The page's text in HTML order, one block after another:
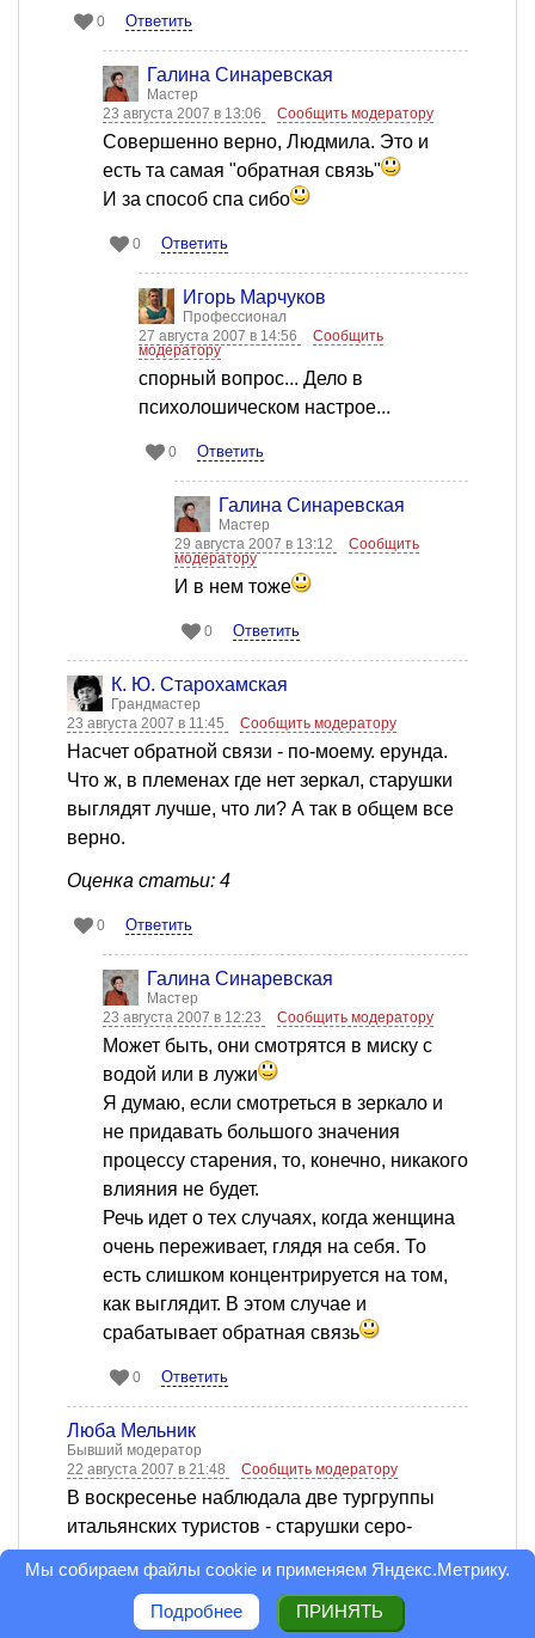
0 Ответить
Галина Синаревская
Мастер
23 августа 2007 в 13:06
Сообщить модератору
Совершенно верно, Людмила. Это и
есть та самая "обратная связь"
И за способ спа сибо
0 Ответить
Игорь Марчуков
Профессионал
27 августа 2007 в 14:56
Сообщить
модератору
спорный вопрос... Дело в
психолошическом настрое...
0 Ответить
Галина Синаревская
Мастер
29 августа 2007 в 13:12
Сообщить
модератору
И в нем тоже
0 Ответить
К. Ю. Старохамская
Грандмастер
23 августа 2007 в 11:45
Сообщить модератору
Насчет обратной связи - по-моему. ерунда.
Что ж, в племенах где нет зеркал, старушки
выглядят лучше, что ли? А так в общем все
верно.
Оценка статьи: 4
0 Ответить
Галина Синаревская
Мастер
23 августа 2007 в 12:23
Сообщить модератору
Может быть, они смотрятся в миску с
водой или в лужи
Я думаю, если смотреться в зеркало и
не придавать большого значения
процессу старения, то, конечно, никакого
влияния не будет.
Речь идет о тех случаях, когда женщина
очень переживает, глядя на себя. То
есть слишком концентрируется на том,
как выглядит. В этом случае и
срабатывает обратная связь
0 Ответить
Люба Мельник
Бывший модератор
22 августа 2007 в 21:48
Сообщить модератору
В воскресенье наблюдала две тургруппы
итальянских туристов - старушки серо-
седенькие, в одеждах пастельных оттенков:
"Средиземноморские женщины на этой
ступени своей жизни облекаются в черные
Мы собираем файлы cookie и применяем Яндекс.Метрику.
Подробнее ПРИНЯТЬ